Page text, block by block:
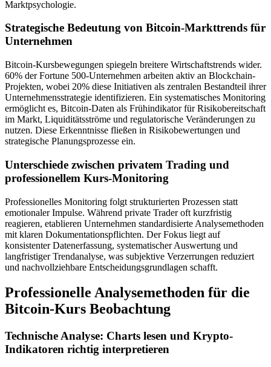
Marktpsychologie.
Strategische Bedeutung von Bitcoin-Markttrends für
Unternehmen
Bitcoin-Kursbewegungen spiegeln breitere Wirtschaftstrends wider.
60% der Fortune 500-Unternehmen arbeiten aktiv an Blockchain-
Projekten, wobei 20% diese Initiativen als zentralen Bestandteil ihrer
Unternehmensstrategie identifizieren. Ein systematisches Monitoring
ermöglicht es, Bitcoin-Daten als Frühindikator für Risikobereitschaft
im Markt, Liquiditätsströme und regulatorische Veränderungen zu
nutzen. Diese Erkenntnisse fließen in Risikobewertungen und
strategische Planungsprozesse ein.
Unterschiede zwischen privatem Trading und
professionellem Kurs-Monitoring
Professionelles Monitoring folgt strukturierten Prozessen statt
emotionaler Impulse. Während private Trader oft kurzfristig
reagieren, etablieren Unternehmen standardisierte Analysemethoden
mit klaren Dokumentationspflichten. Der Fokus liegt auf
konsistenter Datenerfassung, systematischer Auswertung und
langfristiger Trendanalyse, was subjektive Verzerrungen reduziert
und nachvollziehbare Entscheidungsgrundlagen schafft.
Professionelle Analysemethoden für die
Bitcoin-Kurs Beobachtung
Technische Analyse: Charts lesen und Krypto-
Indikatoren richtig interpretieren